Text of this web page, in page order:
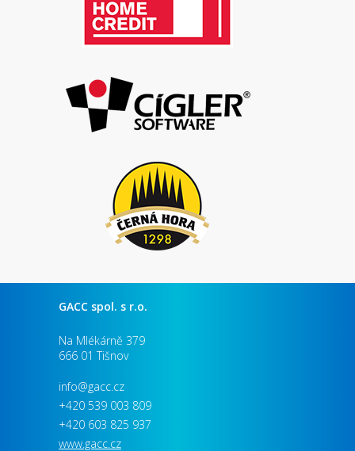
GACC spol. s r.o.
Na Mlékárně 379
666 01 Tišnov
info@gacc.cz
+420 539 003 809
+420 603 825 937
www.gacc.cz